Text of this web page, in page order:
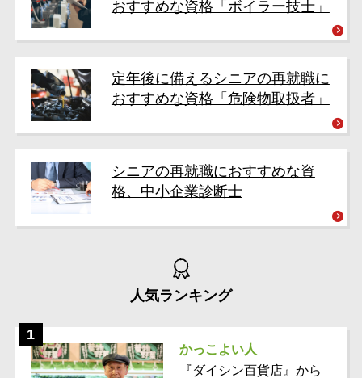
おすすめな資格「ボイラー技士」
定年後に備えるシニアの再就職に
おすすめな資格「危険物取扱者」
シニアの再就職におすすめな資
格、中小企業診断士
人気ランキング
かっこよい人
『ダイシン百貨店』から